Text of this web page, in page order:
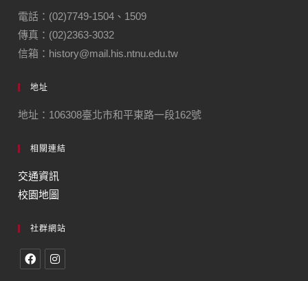
電話：(02)7749-1504、1509
傳真：(02)2363-3032
信箱：history@mail.his.ntnu.edu.tw
地址
地址：106308臺北市和平東路一段162號
相關連結
交通資訊
校園地圖
社群網站